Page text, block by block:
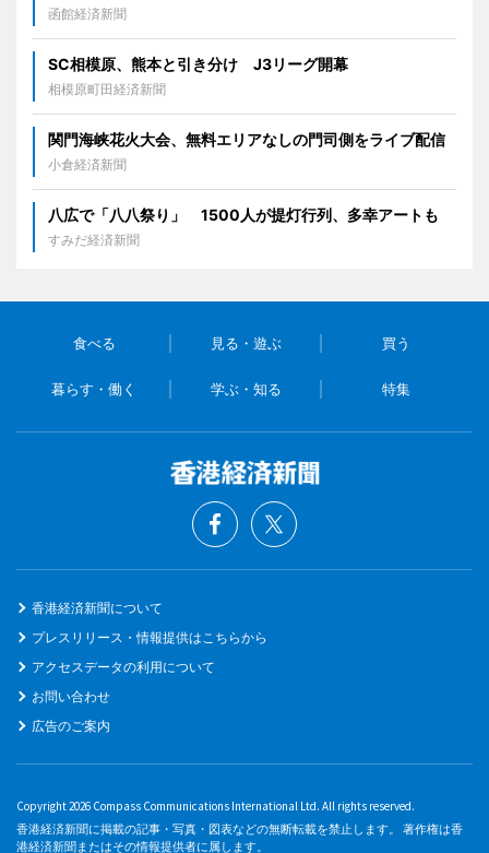
函館経済新聞
SC相模原、熊本と引き分け J3リーグ開幕
相模原町田経済新聞
関門海峡花火大会、無料エリアなしの門司側をライブ配信
小倉経済新聞
八広で「八八祭り」 1500人が提灯行列、多幸アートも
すみだ経済新聞
食べる 見る・遊ぶ 買う
暮らす・働く 学ぶ・知る 特集
香港経済新聞について
プレスリリース・情報提供はこちらから
アクセスデータの利用について
お問い合わせ
広告のご案内
Copyright 2026 Compass Communications International Ltd. All rights reserved.
香港経済新聞に掲載の記事・写真・図表などの無断転載を禁止します。 著作権は香
港経済新聞またはその情報提供者に属します。